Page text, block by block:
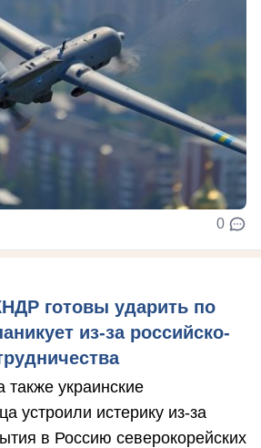
0
готовы ударить по
из-за российско-
украинские
устроили истерику из-за
в Россию северокорейских